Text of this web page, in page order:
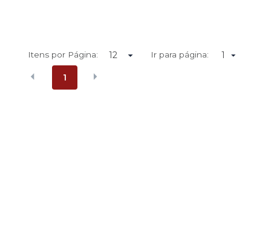
Itens por Página: Ir para página: 1
1